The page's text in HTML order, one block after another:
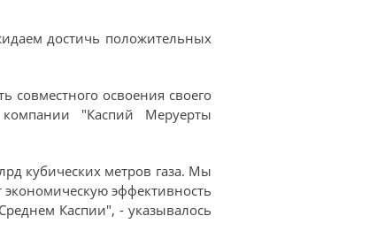
достичь положительных
совместного освоения своего
"Каспий Меруерты
кубических метров газа. Мы
экономическую эффективность
Каспии", - указывалось